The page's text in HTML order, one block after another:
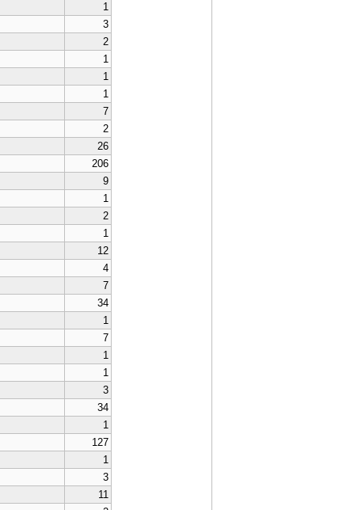
1
3
2
1
1
1
7
2
26
206
9
1
2
1
12
4
7
34
1
7
1
1
3
34
1
127
1
3
11